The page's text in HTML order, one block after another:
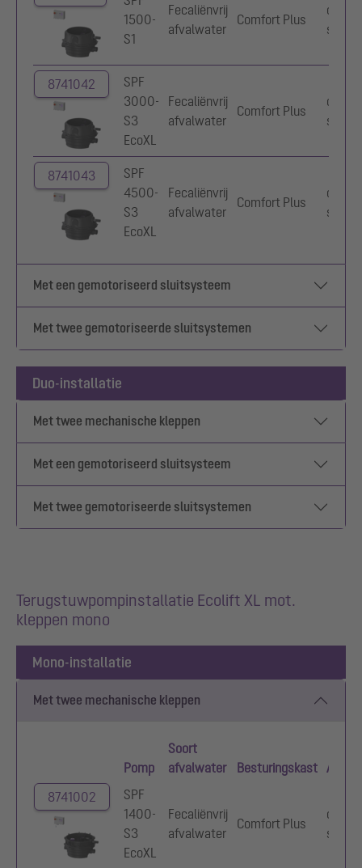
1500-
S1
Fecaliënvrij
afvalwater
Comfort Plus
sonde
8741042
SPF
3000-
S3
EcoXL
Fecaliënvrij
afvalwater
Comfort Plus
sonde
8741043
SPF
4500-
S3
EcoXL
Fecaliënvrij
afvalwater
Comfort Plus
sonde
Met een gemotoriseerd sluitsysteem
Met twee gemotoriseerde sluitsystemen
Duo-installatie
Met twee mechanische kleppen
Met een gemotoriseerd sluitsysteem
Met twee gemotoriseerde sluitsystemen
Terugstuwpompinstallatie Ecolift XL mot.
kleppen mono
Mono-installatie
Met twee mechanische kleppen
Pomp
Soort
afvalwater
Besturingskast
8741002
SPF
1400-
S3
EcoXL
Fecaliënvrij
afvalwater
Comfort Plus
sonde